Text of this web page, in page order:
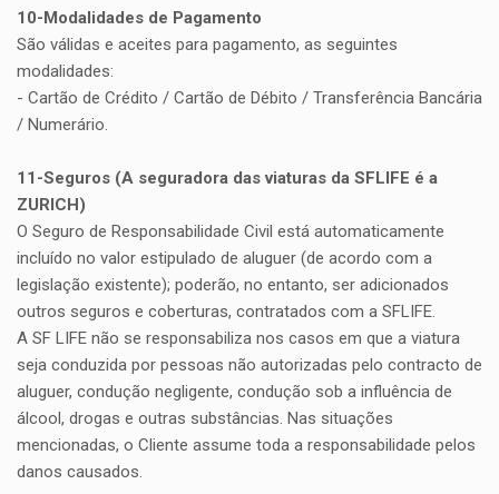
10-Modalidades de Pagamento
São válidas e aceites para pagamento, as seguintes
modalidades:
- Cartão de Crédito / Cartão de Débito / Transferência Bancária
/ Numerário.
11-Seguros (A seguradora das viaturas da SFLIFE é a
ZURICH)
O Seguro de Responsabilidade Civil está automaticamente
incluído no valor estipulado de aluguer (de acordo com a
legislação existente); poderão, no entanto, ser adicionados
outros seguros e coberturas, contratados com a SFLIFE.
A SF LIFE não se responsabiliza nos casos em que a viatura
seja conduzida por pessoas não autorizadas pelo contracto de
aluguer, condução negligente, condução sob a influência de
álcool, drogas e outras substâncias. Nas situações
mencionadas, o Cliente assume toda a responsabilidade pelos
danos causados.